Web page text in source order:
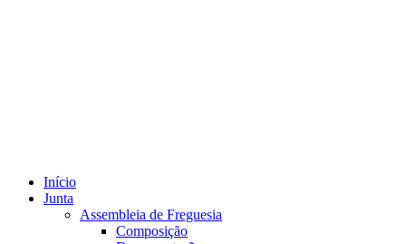
Início
Junta
Assembleia de Freguesia
Composição